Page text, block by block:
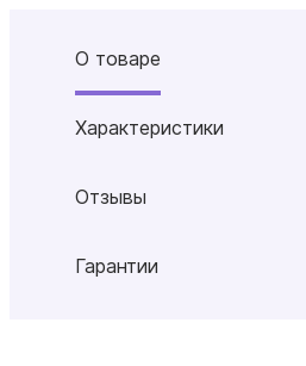
О товаре
Характеристики
Отзывы
Гарантии